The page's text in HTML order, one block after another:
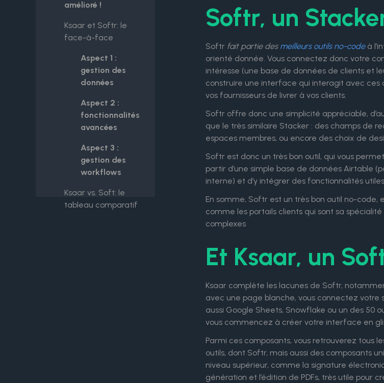
amélioré !
Ksaar et Softr: le
face-à-face
Aspect 1 :
gestion des
données
Aspect 2 :
fonctionnalités
avancées
Aspect 3 :
gestion des
workflows
Ksaar vs. Soft: le
tableau comparatif
Softr, un
Softr fait partie des meilleurs outils no-codeà
orienté donnée. Vous connectez donc votre
intéresse (une base de données de clients et
construire une interface qui interagit avec
vos fournisseurs de livrer à vos clients.
Softr offre donc une simplicité appréciable,
que le très similaire Stacker : des champs de
espaces membres, ou encore des choix de
Softr est donc un très bon outil, qui vous
partir d’une simple base de données Airtable
interne) et d’y intégrer des fonctionnalités
En somme, Softr est un très bon outil no-
comme les portails clients qui sont sa
complexes
Et Ksaar, un
Ksaar complète les lacunes de Softr,
avec une page blanche, vous connectez
aussi Google Sheets, Snowflake ou un des 50
vous commencez à créer votre interface en
Parmi ces composants, vous retrouverez tous
outils, dont Softr, mais aussi des composants
niveau supérieur, comme la signature
génération et l’édition de PDFs, très utile pour